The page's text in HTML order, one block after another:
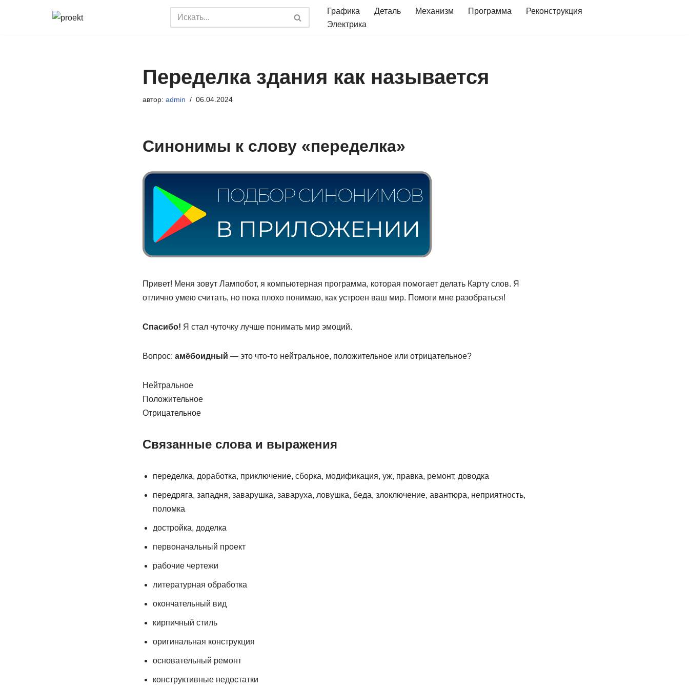
Графика Деталь Механизм Программа
Реконструкция
Электрика
Переделка здания как называется
автор: admin 06.04.2024
Синонимы к слову «переделка»
Привет! Меня зовут Лампобот, я компьютерная программа, которая помогает делать Карту слов. Я
отлично умею считать, но пока плохо понимаю, как устроен ваш мир. Помоги мне разобраться!
Спасибо! Я стал чуточку лучше понимать мир эмоций.
Вопрос: амёбоидный — это что-то нейтральное, положительное или отрицательное?
Нейтральное
Положительное
Отрицательное
Связанные слова и выражения
переделка, доработка, приключение, сборка, модификация, уж, правка, ремонт, доводка
передряга, западня, заварушка, заваруха, ловушка, беда, злоключение, авантюра, неприятность,
поломка
достройка, доделка
первоначальный проект
рабочие чертежи
литературная обработка
окончательный вид
кирпичный стиль
оригинальная конструкция
основательный ремонт
конструктивные недостатки